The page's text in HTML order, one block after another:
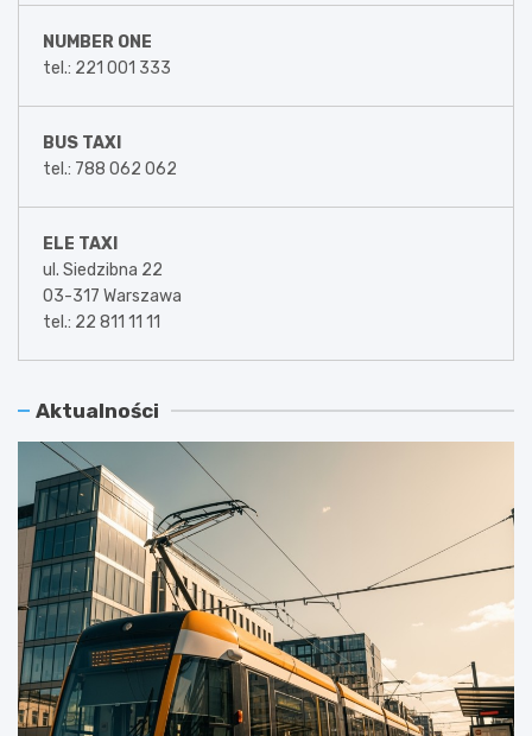
NUMBER ONE
tel.: 221 001 333
BUS TAXI
tel.: 788 062 062
ELE TAXI
ul. Siedzibna 22
03-317 Warszawa
tel.: 22 811 11 11
Aktualności